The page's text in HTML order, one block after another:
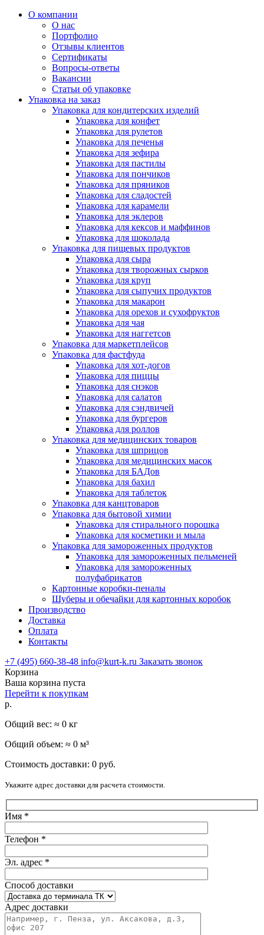
О компании
О нас
Портфолио
Отзывы клиентов
Сертификаты
Вопросы-ответы
Вакансии
Статьи об упаковке
Упаковка на заказ
Упаковка для кондитерских изделий
Упаковка для конфет
Упаковка для рулетов
Упаковка для печенья
Упаковка для зефира
Упаковка для пастилы
Упаковка для пончиков
Упаковка для пряников
Упаковка для сладостей
Упаковка для карамели
Упаковка для эклеров
Упаковка для кексов и маффинов
Упаковка для шоколада
Упаковка для пищевых продуктов
Упаковка для сыра
Упаковка для творожных сырков
Упаковка для круп
Упаковка для сыпучих продуктов
Упаковка для макарон
Упаковка для орехов и сухофруктов
Упаковка для чая
Упаковка для наггетсов
Упаковка для маркетплейсов
Упаковка для фастфуда
Упаковка для хот-догов
Упаковка для пиццы
Упаковка для снэков
Упаковка для салатов
Упаковка для сэндвичей
Упаковка для бургеров
Упаковка для роллов
Упаковка для медицинских товаров
Упаковка для шприцов
Упаковка для медицинских масок
Упаковка для БАДов
Упаковка для бахил
Упаковка для таблеток
Упаковка для канцтоваров
Упаковка для бытовой химии
Упаковка для стирального порошка
Упаковка для косметики и мыла
Упаковка для замороженных продуктов
Упаковка для замороженных пельменей
Упаковка для замороженных
полуфабрикатов
Картонные коробки-пеналы
Шуберы и обечайки для картонных коробок
Производство
Доставка
Оплата
Контакты
+7 (495) 660-38-48 info@kurt-k.ru Заказать звонок
Корзина
Ваша корзина пуста
Перейти к покупкам
р.
Общий вес: ≈ 0 кг
Общий объем: ≈ 0 м³
Стоимость доставки: 0 руб.
Укажите адрес доставки для расчета стоимости.
Имя *
Телефон *
Эл. адрес *
Способ доставки
Адрес доставки